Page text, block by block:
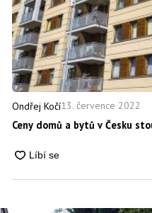
Ondřej Kočí13. července 2022
Ceny domů a bytů v Česku